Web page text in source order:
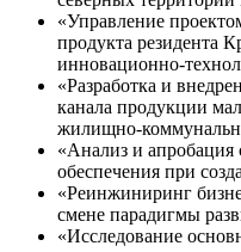
«Управление
продукта резидента
инновационно-
«Разработка и
канала продукции
жилищно-
«Анализ и апробация
обеспечения при
«Реинжиниринг
смене парадигмы
«Исследование